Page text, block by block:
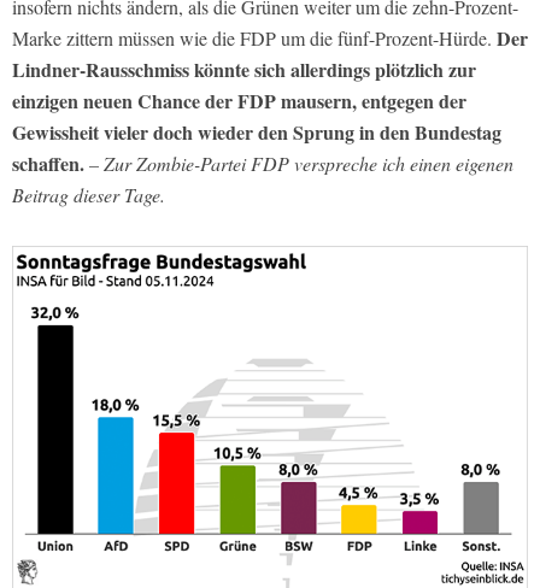
insofern nichts ändern, als die Grünen weiter um die zehn-Prozent-
Marke zittern müssen wie die FDP um die fünf-Prozent-Hürde. Der
Lindner-Rausschmiss könnte sich allerdings plötzlich zur
einzigen neuen Chance der FDP mausern, entgegen der
Gewissheit vieler doch wieder den Sprung in den Bundestag
schaffen.– Zur Zombie-Partei FDP verspreche ich einen eigenen
Beitrag dieser Tage.